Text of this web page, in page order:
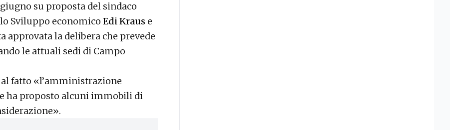
su proposta del sindaco
Sviluppo economico Edi Kraus e
approvata la delibera che prevede
le attuali sedi di Campo
al fatto «l’amministrazione
ha proposto alcuni immobili di